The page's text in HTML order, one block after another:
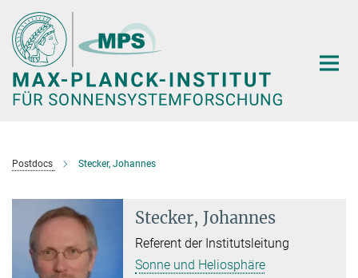
Hauptinhalt
Postdocs Stecker, Johannes
Stecker, Johannes
Referent der Institutsleitung
Sonne und Heliosphäre